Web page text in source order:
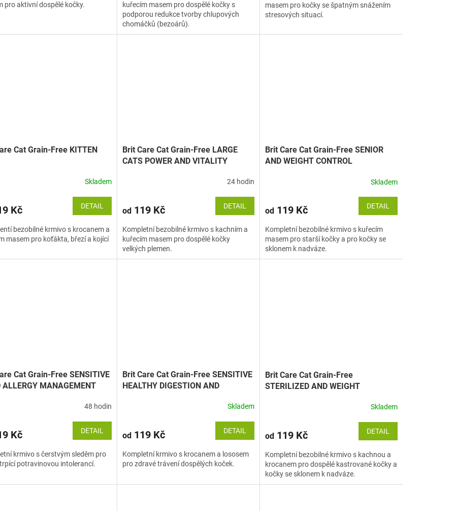
pro aktivní dospělé kočky.
kuřecím masem pro dospělé kočky s
podporou redukce tvorby chlupových
chomáčků (bezoárů).
masem pro kočky se špatným snážením
stresových situací.
Cat Grain-Free KITTEN
Skladem
Kč DETAIL
bezobilné krmivo s krocanem a
masem pro koťákta, březí a kojící
Brit Care Cat Grain-Free LARGE
CATS POWER AND VITALITY
24 hodin
od119 Kč DETAIL
Kompletní bezobilné krmivo s kachním a
kuřecím masem pro dospělé kočky
velkých plemen.
Brit Care Cat Grain-Free SENIOR
AND WEIGHT CONTROL
Skladem
od119 Kč DETAIL
Kompletní bezobilné krmivo s kuřecím
masem pro starší kočky a pro kočky se
sklonem k nadváze.
Cat Grain-Free SENSITIVE
ALLERGY MANAGEMENT
48 hodin
Kč DETAIL
krmivo s čerstvým sleděm pro
potravinovou intolerancí.
Brit Care Cat Grain-Free SENSITIVE
HEALTHY DIGESTION AND
Skladem
od119 Kč DETAIL
Kompletní krmivo s krocanem a lososem
pro zdravé trávení dospělých koček.
Brit Care Cat Grain-Free
STERILIZED AND WEIGHT
Skladem
od119 Kč DETAIL
Kompletní bezobilné krmivo s kachnou a
krocanem pro dospělé kastrované kočky a
kočky se sklonem k nadváze.